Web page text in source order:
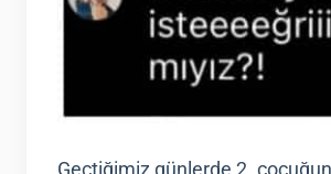
Geçtiğimiz günlerde 2.